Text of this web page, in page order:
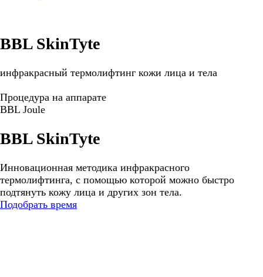
BBL SkinTyte
инфракрасный термолифтинг кожи лица и тела
Процедура на аппарате
BBL Joule
BBL SkinTyte
Инновационная методика инфракрасного
термолифтинга, с помощью которой можно быстро
подтянуть кожу лица и других зон тела.
Подобрать время